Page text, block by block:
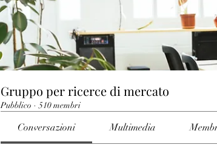
Gruppo per ricerce di mercato
Pubblico · 510 membri
Conversazioni Multimedia